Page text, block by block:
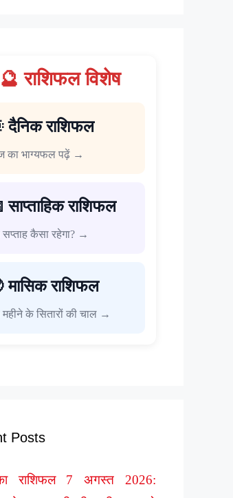
🔮 राशिफल विशेष
दैनिक राशिफल
का भाग्यफल पढ़ें →
साप्ताहिक राशिफल
कैसा रहेगा? →
मासिक राशिफल
के सितारों की चाल →
Posts
राशिफल 7 अगस्त 2026: